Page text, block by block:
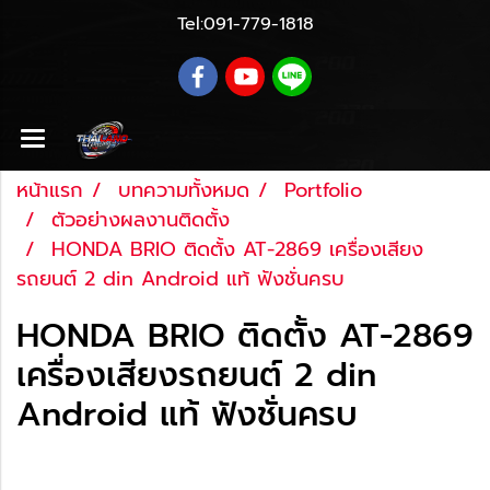
Tel:091-779-1818
หน้าแรก บทความทั้งหมด
Portfolio
ตัวอย่างผลงานติดตั้ง
HONDA BRIO ติดตั้ง AT-2869 เครื่องเสียง
รถยนต์ 2 din Android แท้ ฟังชั่นครบ
HONDA BRIO ติดตั้ง AT-2869
เครื่องเสียงรถยนต์ 2 din
Android แท้ ฟังชั่นครบ